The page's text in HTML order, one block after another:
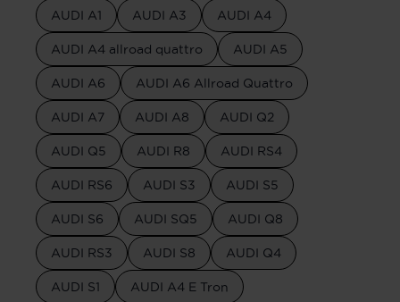
AUDI A1 AUDI A3 AUDI A4
AUDI A4 allroad quattro AUDI A5
AUDI A6 AUDI A6 Allroad Quattro
AUDI A7 AUDI A8 AUDI Q2
AUDI Q5 AUDI R8 AUDI RS4
AUDI RS6 AUDI S3 AUDI S5
AUDI S6 AUDI SQ5 AUDI Q8
AUDI RS3 AUDI S8 AUDI Q4
AUDI S1 AUDI A4 E Tron